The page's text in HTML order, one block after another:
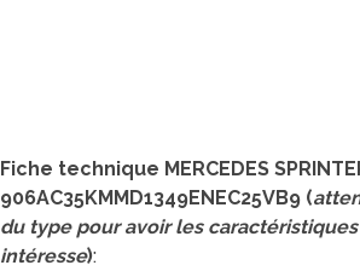
Fiche technique MERCEDES
906AC35KMMD1349ENEC25VB9 (
du type pour avoir les
intéresse):